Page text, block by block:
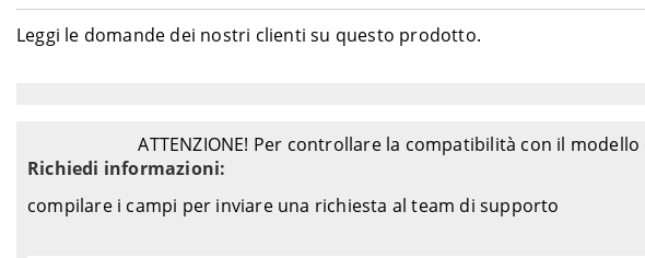
Leggi le domande dei nostri clienti su questo prodotto.
ATTENZIONE! Per controllare la compatibilità con il
Richiedi informazioni:
compilare i campi per inviare una richiesta al team di supporto